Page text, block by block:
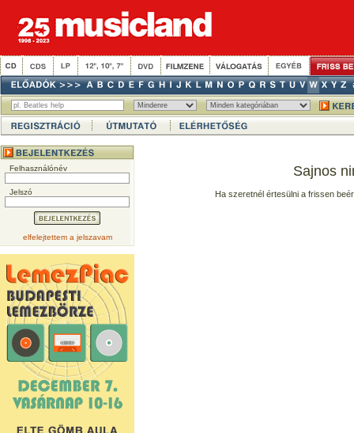
Felhasználónév
Jelszó
elfelejtettem a jelszavam
Sajnos
Ha szeretnél értesülni a frissen